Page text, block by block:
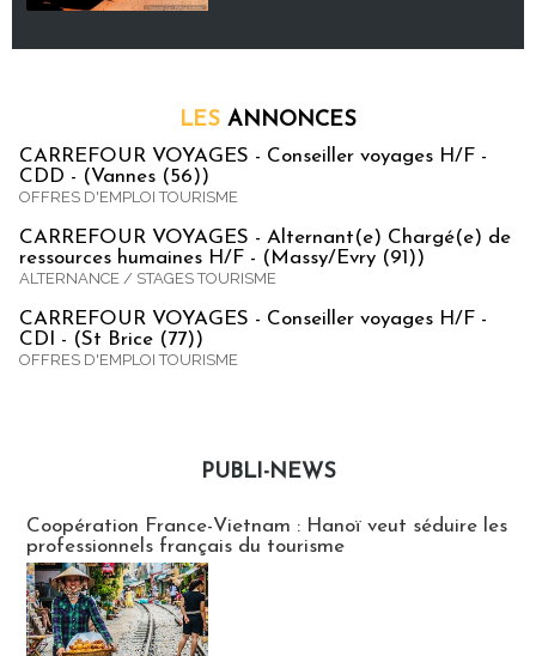
LES ANNONCES
CARREFOUR VOYAGES - Conseiller voyages H/F -
CDD - (Vannes (56))
OFFRES D'EMPLOI TOURISME
CARREFOUR VOYAGES - Alternant(e) Chargé(e) de
ressources humaines H/F - (Massy/Evry (91))
ALTERNANCE / STAGES TOURISME
CARREFOUR VOYAGES - Conseiller voyages H/F -
CDI - (St Brice (77))
OFFRES D'EMPLOI TOURISME
PUBLI-NEWS
Coopération France-Vietnam : Hanoï veut séduire les
professionnels français du tourisme